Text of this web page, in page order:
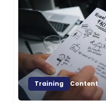
Training Content